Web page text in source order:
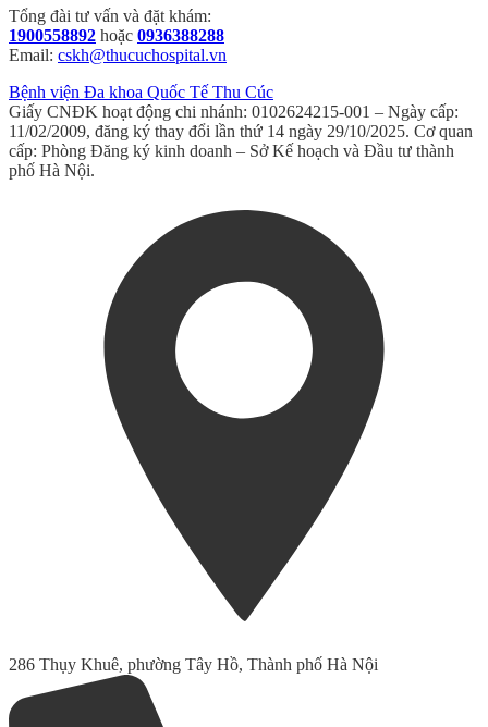
Tổng đài tư vấn và đặt khám:
1900558892 hoặc 0936388288
Email: cskh@thucuchospital.vn
Bệnh viện Đa khoa Quốc Tế Thu Cúc
Giấy CNĐK hoạt động chi nhánh: 0102624215-001 – Ngày cấp:
11/02/2009, đăng ký thay đổi lần thứ 14 ngày 29/10/2025. Cơ quan
cấp: Phòng Đăng ký kinh doanh – Sở Kế hoạch và Đầu tư thành
phố Hà Nội.
286 Thụy Khuê, phường Tây Hồ, Thành phố Hà Nội